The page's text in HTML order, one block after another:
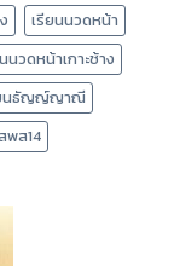
เรียนนวดหน้า
นวดหน้าเกาะช้าง
ยนธัญญ์ญาณี
พส14